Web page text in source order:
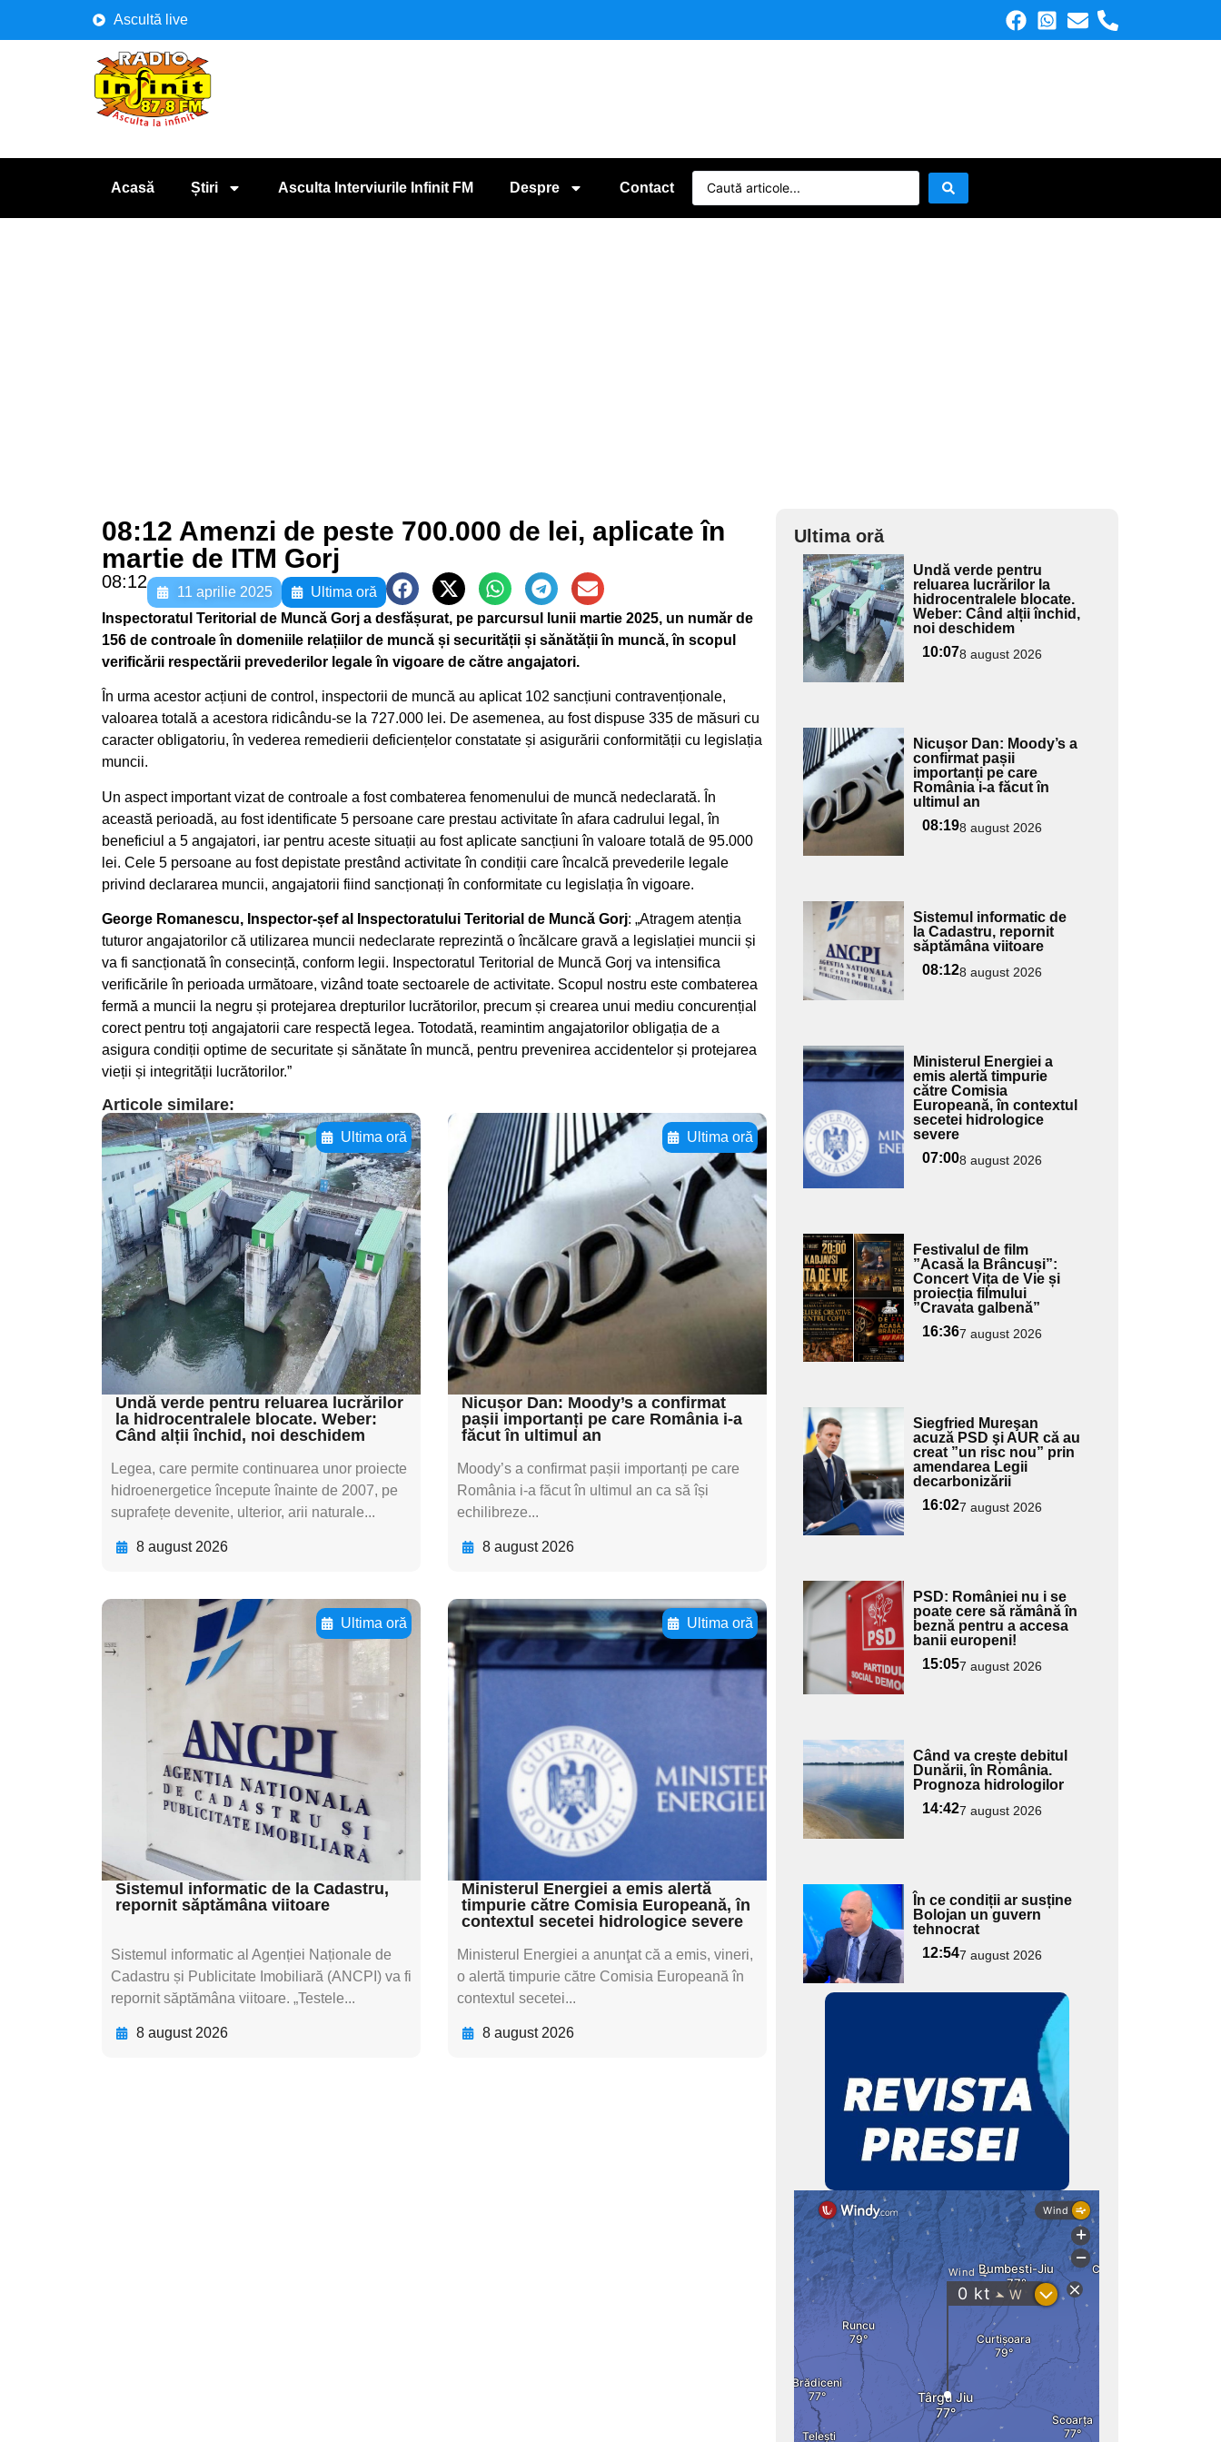
Ascultă live
Acasă Știri Asculta Interviurile Infinit FM Despre Contact
08:12 Amenzi de peste 700.000 de lei, aplicate în
martie de ITM Gorj
08:12
11 aprilie 2025
Ultima oră
Inspectoratul Teritorial de Muncă Gorj a desfășurat, pe parcursul lunii martie 2025, un număr de
156 de controale în domeniile relațiilor de muncă și securității și sănătății în muncă, în scopul
verificării respectării prevederilor legale în vigoare de către angajatori.
În urma acestor acțiuni de control, inspectorii de muncă au aplicat 102 sancțiuni contravenționale,
valoarea totală a acestora ridicându-se la 727.000 lei. De asemenea, au fost dispuse 335 de măsuri cu
caracter obligatoriu, în vederea remedierii deficiențelor constatate și asigurării conformității cu legislația
muncii.
Un aspect important vizat de controale a fost combaterea fenomenului de muncă nedeclarată. În
această perioadă, au fost identificate 5 persoane care prestau activitate în afara cadrului legal, în
beneficiul a 5 angajatori, iar pentru aceste situații au fost aplicate sancțiuni în valoare totală de 95.000
lei. Cele 5 persoane au fost depistate prestând activitate în condiții care încalcă prevederile legale
privind declararea muncii, angajatorii fiind sancționați în conformitate cu legislația în vigoare.
George Romanescu, Inspector-șef al Inspectoratului Teritorial de Muncă Gorj: „Atragem atenția
tuturor angajatorilor că utilizarea muncii nedeclarate reprezintă o încălcare gravă a legislației muncii și
va fi sancționată în consecință, conform legii. Inspectoratul Teritorial de Muncă Gorj va intensifica
verificările în perioada următoare, vizând toate sectoarele de activitate. Scopul nostru este combaterea
fermă a muncii la negru și protejarea drepturilor lucrătorilor, precum și crearea unui mediu concurențial
corect pentru toți angajatorii care respectă legea. Totodată, reamintim angajatorilor obligația de a
asigura condiții optime de securitate și sănătate în muncă, pentru prevenirea accidentelor și protejarea
vieții și integrității lucrătorilor.”
Articole similare:
Ultima oră
Adaugă aici textul
pentru
subtitluAdaugă aici
textul pentru
subtitluAdaugă aici
textul pentru
subtitluAdaugă aici
textul pentru subti
Undă verde pentru reluarea lucrărilor
la hidrocentralele blocate. Weber:
Când alții închid, noi deschidem
Legea, care permite continuarea unor proiecte
hidroenergetice începute înainte de 2007, pe
suprafețe devenite, ulterior, arii naturale...
8 august 2026
Ultima oră
Adaugă aici textul
pentru
subtitluAdaugă aici
textul pentru
subtitluAdaugă aici
textul pentru
subtitluAdaugă aici
textul pentru subti
Nicușor Dan: Moody’s a confirmat
pașii importanți pe care România i-a
făcut în ultimul an
Moody’s a confirmat pașii importanți pe care
România i-a făcut în ultimul an ca să își
echilibreze...
8 august 2026
Ultima oră
Adaugă aici textul
pentru
subtitluAdaugă aici
textul pentru
subtitluAdaugă aici
textul pentru
subtitluAdaugă aici
textul pentru subti
Sistemul informatic de la Cadastru,
repornit săptămâna viitoare
Sistemul informatic al Agenției Naționale de
Cadastru și Publicitate Imobiliară (ANCPI) va fi
repornit săptămâna viitoare. „Testele...
8 august 2026
Ultima oră
Adaugă aici textul
pentru
subtitluAdaugă aici
textul pentru
subtitluAdaugă aici
textul pentru
subtitluAdaugă aici
textul pentru subti
Ministerul Energiei a emis alertă
timpurie către Comisia Europeană, în
contextul secetei hidrologice severe
Ministerul Energiei a anunţat că a emis, vineri,
o alertă timpurie către Comisia Europeană în
contextul secetei...
8 august 2026
Ultima oră
Adaugă
aici textul
pentru
subtitlu
Undă verde pentru
reluarea lucrărilor la
hidrocentralele blocate.
Weber: Când alții închid,
noi deschidem
10:078 august 2026
Adaugă
aici textul
pentru
subtitlu
Nicușor Dan: Moody’s a
confirmat pașii
importanți pe care
România i-a făcut în
ultimul an
08:198 august 2026
Adaugă
aici textul
pentru
subtitlu
Sistemul informatic de
la Cadastru, repornit
săptămâna viitoare
08:128 august 2026
Adaugă
aici textul
subtitlu
Ministerul Energiei a
emis alertă timpurie
către Comisia
Europeană, în contextul
secetei hidrologice
severe
07:008 august 2026
Adaugă
aici textul
pentru
subtitlu
Festivalul de film
”Acasă la Brâncuși”:
Concert Vița de Vie și
proiecția filmului
”Cravata galbenă”
16:367 august 2026
Adaugă
aici textul
pentru
subtitlu
Siegfried Mureşan
acuză PSD şi AUR că au
creat ”un risc nou” prin
amendarea Legii
decarbonizării
16:027 august 2026
Adaugă
aici textul
pentru
subtitlu
PSD: României nu i se
poate cere să rămână în
beznă pentru a accesa
banii europeni!
15:057 august 2026
Adaugă
aici textul
pentru
subtitlu
Când va crește debitul
Dunării, în România.
Prognoza hidrologilor
14:427 august 2026
Adaugă
aici textul
pentru
subtitlu
În ce condiții ar susține
Bolojan un guvern
tehnocrat
12:547 august 2026